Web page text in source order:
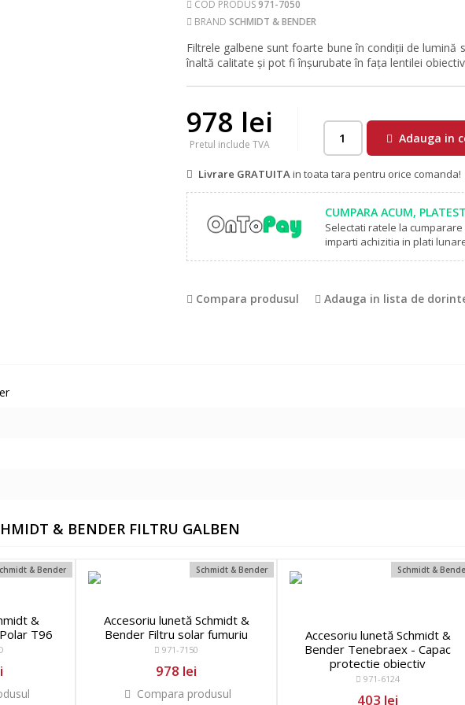
COD PRODUS971-7050
BRAND SCHMIDT & BENDER
Filtrele galbene sunt foarte bune în condiții de lumină
înaltă calitate și pot fi înșurubate în fața lentilei
978 lei
Pretul include TVA Adauga in
Livrare GRATUITAin toata tara pentru orice comanda!
CUMPARA ACUM,
Selectati ratele la
imparti achizitia in plati
Compara produsul Adauga in lista de
& BENDER FILTRU GALBEN
& Bender
&
T96
Schmidt & Bender
Accesoriu lunetă Schmidt &
Bender Filtru solar fumuriu
971-7150
978 lei
Compara produsul
Schmidt &
Accesoriu lunetă Schmidt &
Bender Tenebraex - Capac
protectie obiectiv
971-6124
403 lei